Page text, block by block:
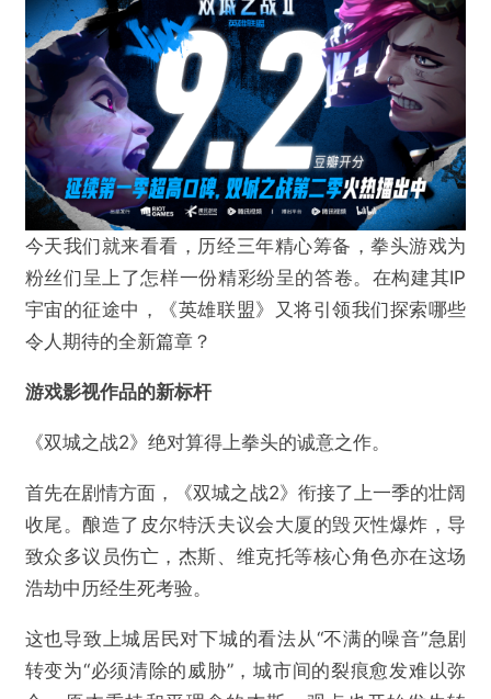
今天我们就来看看，历经三年精心筹备，拳头游戏为
粉丝们呈上了怎样一份精彩纷呈的答卷。在构建其IP
宇宙的征途中，《英雄联盟》又将引领我们探索哪些
令人期待的全新篇章？
游戏影视作品的新标杆
《双城之战2》绝对算得上拳头的诚意之作。
首先在剧情方面，《双城之战2》衔接了上一季的壮阔
收尾。酿造了皮尔特沃夫议会大厦的毁灭性爆炸，导
致众多议员伤亡，杰斯、维克托等核心角色亦在这场
浩劫中历经生死考验。
这也导致上城居民对下城的看法从“不满的噪音”急剧
转变为“必须清除的威胁”，城市间的裂痕愈发难以弥